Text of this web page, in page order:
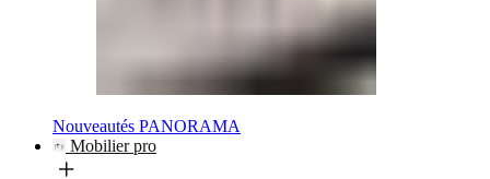
Nouveautés PANORAMA
Mobilier pro